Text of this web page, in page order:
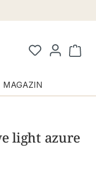
MAGAZIN
light azure